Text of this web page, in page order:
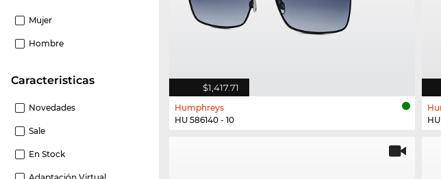
Mujer
Hombre
Caracteristicas
Novedades
Sale
En Stock
$1,417.71
Humphreys
HU 586140 - 10